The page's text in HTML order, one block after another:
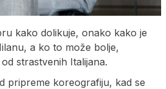
kako dolikuje, onako kako je
a ko to može bolje,
strastvenih Italijana.
pripreme koreografiju, kad se